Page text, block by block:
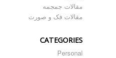
مقالات جمجمه
مقالات فک و صورت
CATEGORIES
Personal